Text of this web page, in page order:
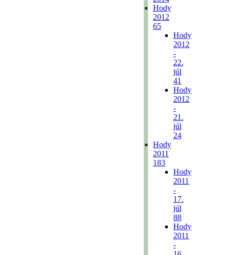
Hody
2012
65
Hody
2012
-
22.
júl
41
Hody
2012
-
21.
júl
24
Hody
2011
183
Hody
2011
-
17.
júl
88
Hody
2011
-